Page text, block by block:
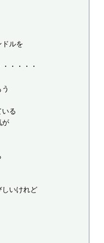
ルを
・・・・
いる
が
しいけれど